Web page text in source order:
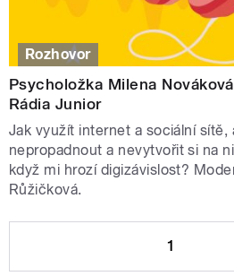
Rozhovor
Psycholožka Milena
Rádia Junior
Jak využít internet a sociální sítě,
nepropadnout a nevytvořit si na
když mi hrozí digizávislost?
Růžičková.
1